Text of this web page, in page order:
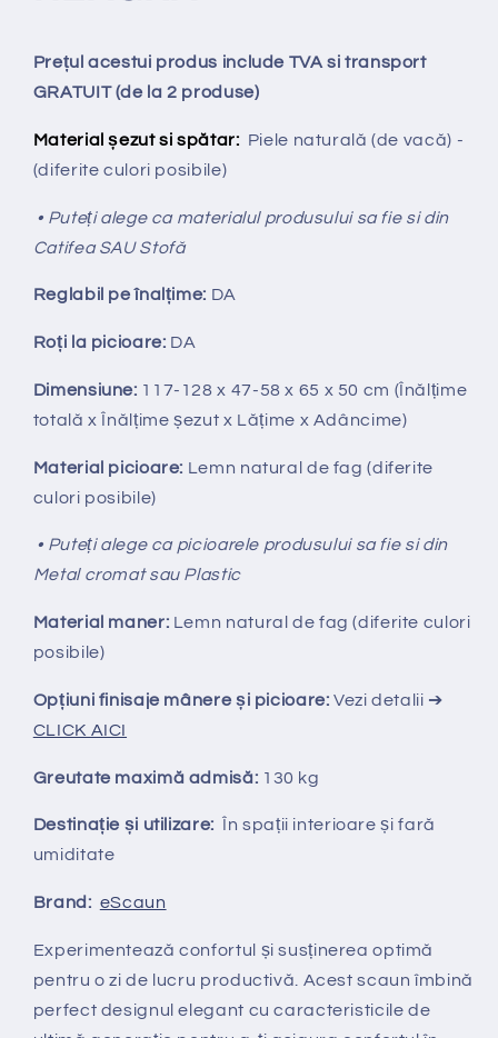
Prețul acestui produs include TVA si transport
GRATUIT (de la 2 produse)
Material șezut si spătar: Piele naturală (de vacă) -
(diferite culori posibile)
• Puteți alege ca materialul produsului sa fie si din
Catifea SAU Stofă
Reglabil peînal țime: DA
Roți la picioare: DA
Dimensiune: 117-128x 47-58 x 65 x 50 cm (Înălțime
totală x Înălțimeșezut x Lățime x Adâncime)
Material picioare: Lemn natural de fag (diferite
culori posibile)
• Puteți alege ca picioarele produsului sa fie si din
Metal cromat sau Plastic
Material maner: Lemn natural de fag (diferite culori
posibile)
Opțiuni finisaje mânere și picioare:Vezi detalii ➔
CLICK AICI
Greutate maximă admisă: 130 kg
Destinație și utilizare: În spații interioare și fară
umiditate
Brand: eScaun
Experimentează confortul și susținerea optimă
pentru o zi de lucru productivă. Acest scaun îmbină
perfect designul elegant cu caracteristicile de